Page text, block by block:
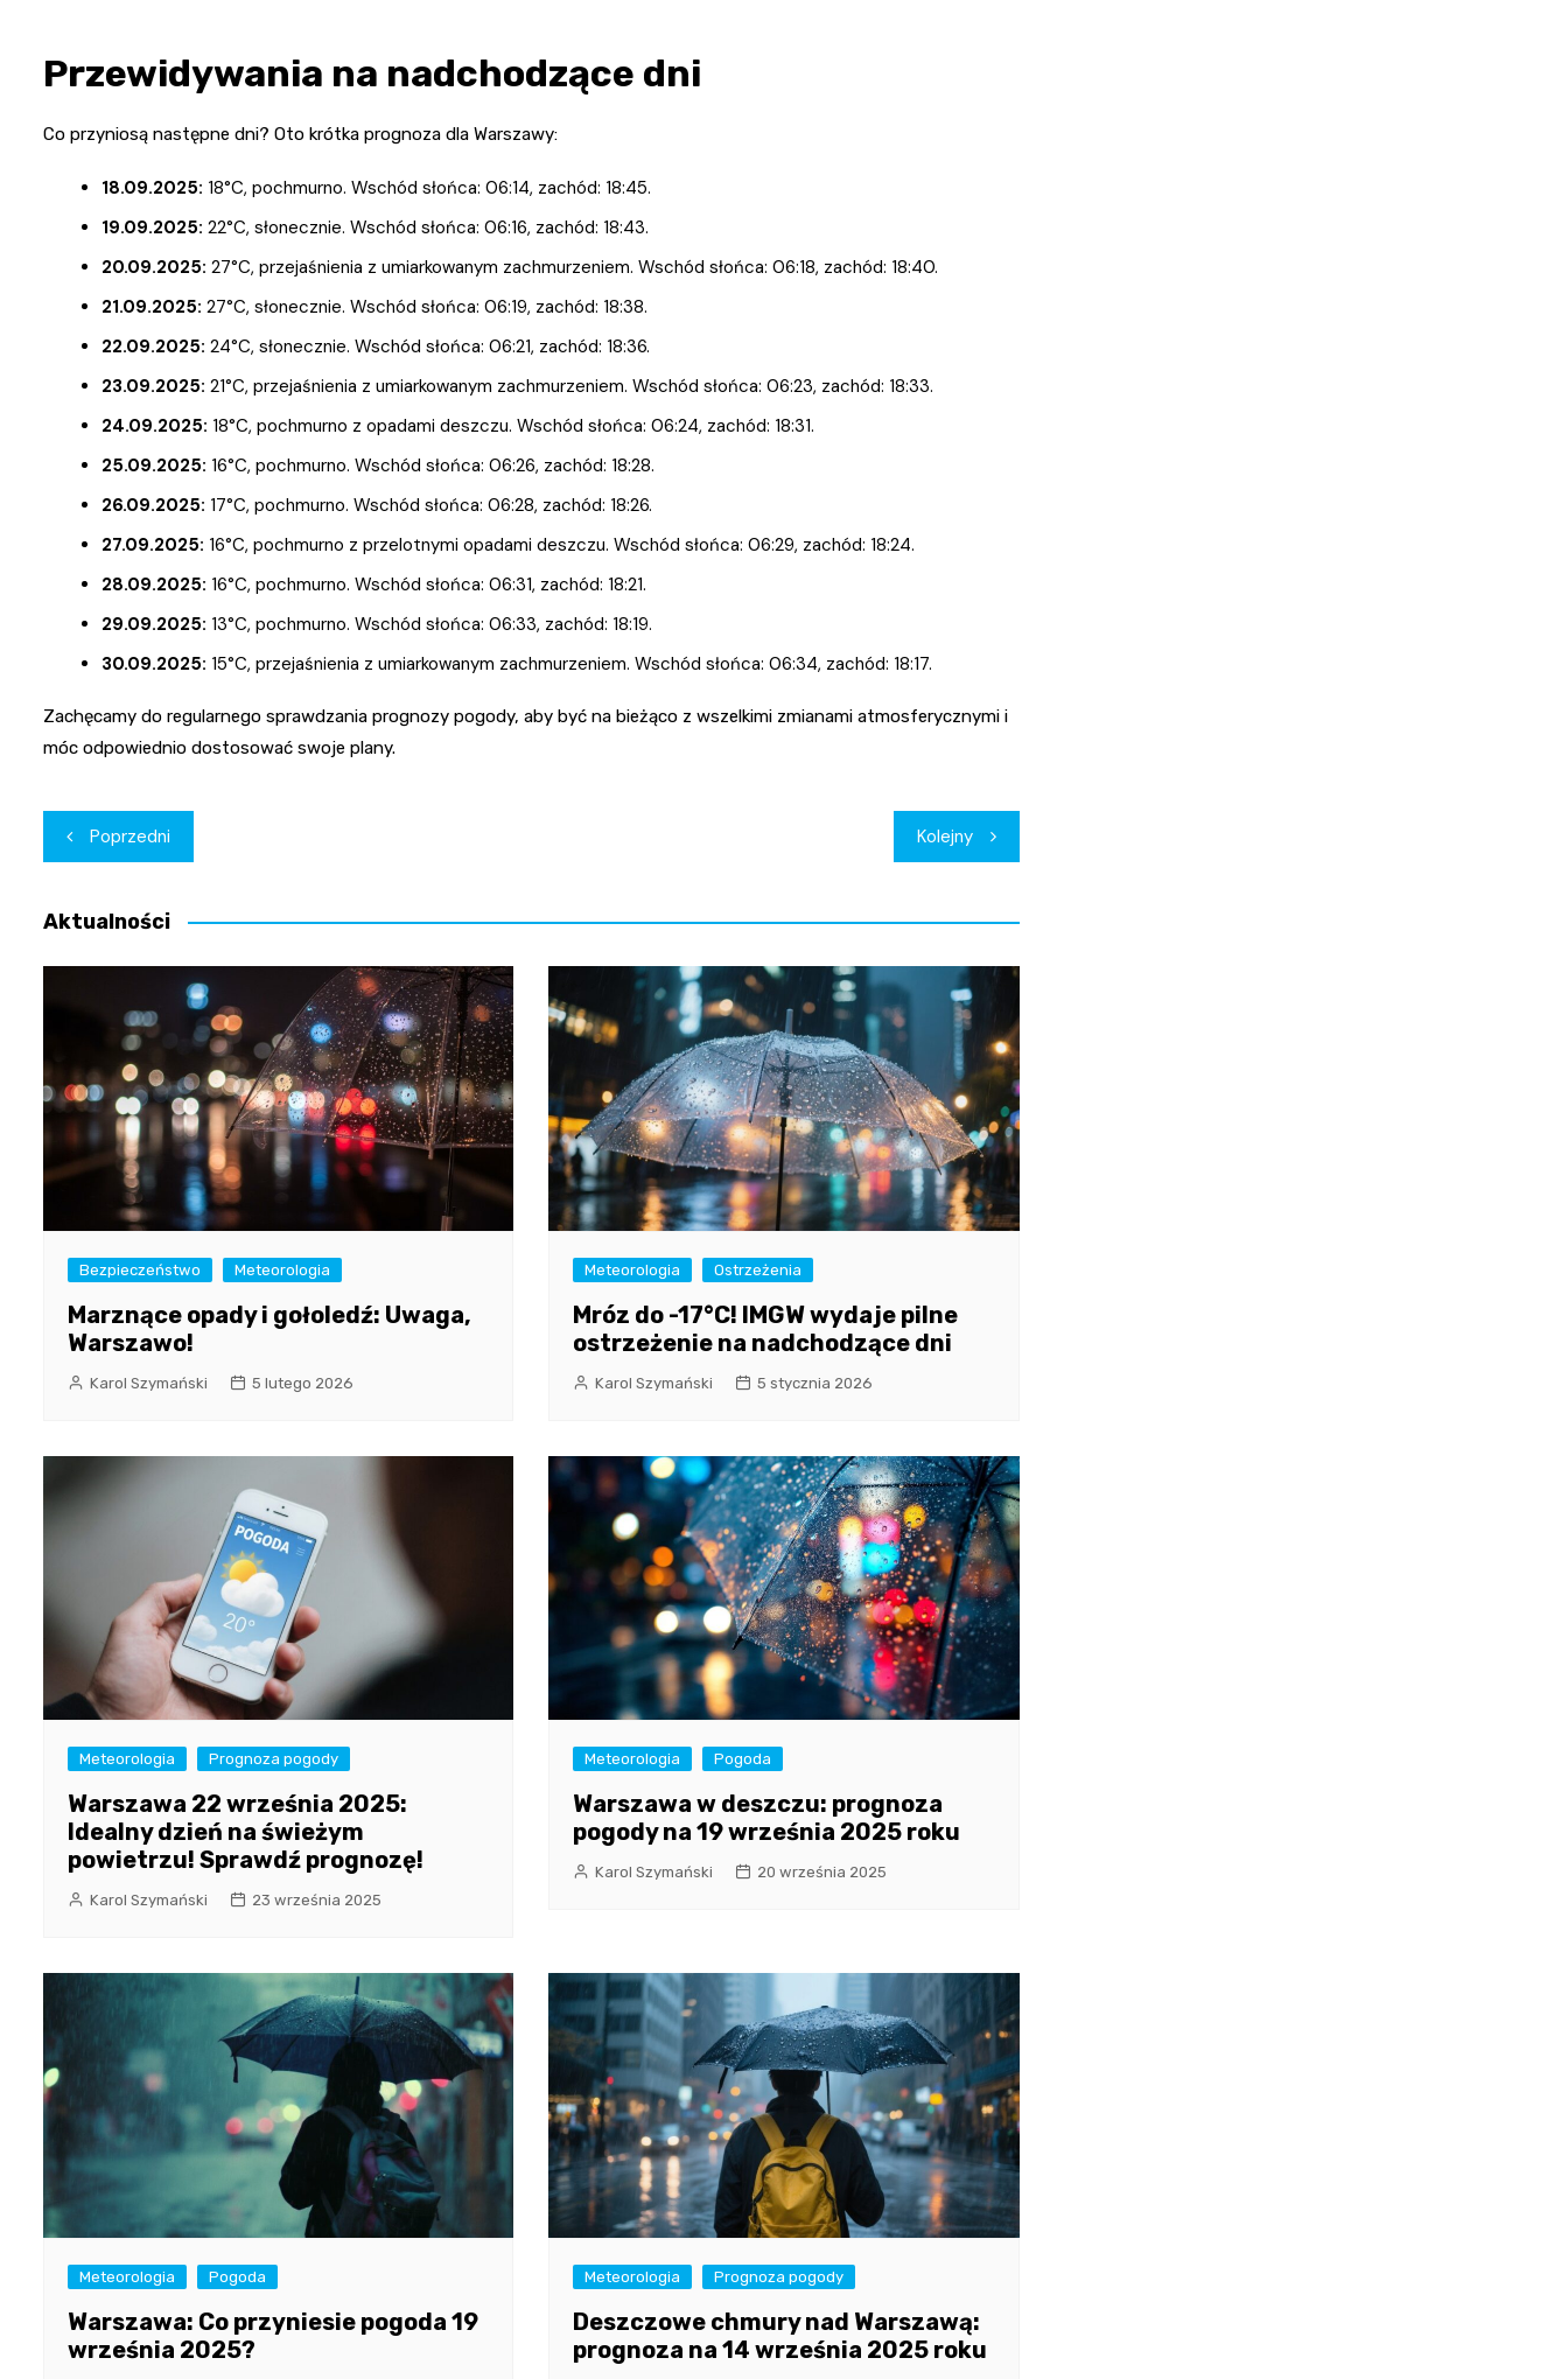
Przewidywania na nadchodzące dni
Co przyniosą następne dni? Oto krótka prognoza dla Warszawy:
18.09.2025: 18°C, pochmurno. Wschód słońca: 06:14, zachód: 18:45.
19.09.2025: 22°C, słonecznie. Wschód słońca: 06:16, zachód: 18:43.
20.09.2025: 27°C, przejaśnienia z umiarkowanym zachmurzeniem. Wschód słońca: 06:18, zachód: 18:40.
21.09.2025: 27°C, słonecznie. Wschód słońca: 06:19, zachód: 18:38.
22.09.2025: 24°C, słonecznie. Wschód słońca: 06:21, zachód: 18:36.
23.09.2025: 21°C, przejaśnienia z umiarkowanym zachmurzeniem. Wschód słońca: 06:23, zachód: 18:33.
24.09.2025: 18°C, pochmurno z opadami deszczu. Wschód słońca: 06:24, zachód: 18:31.
25.09.2025: 16°C, pochmurno. Wschód słońca: 06:26, zachód: 18:28.
26.09.2025: 17°C, pochmurno. Wschód słońca: 06:28, zachód: 18:26.
27.09.2025: 16°C, pochmurno z przelotnymi opadami deszczu. Wschód słońca: 06:29, zachód: 18:24.
28.09.2025: 16°C, pochmurno. Wschód słońca: 06:31, zachód: 18:21.
29.09.2025: 13°C, pochmurno. Wschód słońca: 06:33, zachód: 18:19.
30.09.2025: 15°C, przejaśnienia z umiarkowanym zachmurzeniem. Wschód słońca: 06:34, zachód: 18:17.
Zachęcamy do regularnego sprawdzania prognozy pogody, aby być na bieżąco z wszelkimi zmianami atmosferycznymi i
móc odpowiednio dostosować swoje plany.
Nawigacja
wpisu
Poprzedni Kolejny
Aktualności
Bezpieczeństwo Meteorologia
Marznące opady i gołoledź: Uwaga,
Warszawo!
Karol Szymański 5 lutego 2026
Meteorologia Ostrzeżenia
Mróz do -17°C! IMGW wydaje pilne
ostrzeżenie na nadchodzące dni
Karol Szymański 5 stycznia 2026
Meteorologia Prognoza pogody
Warszawa 22 września 2025:
Idealny dzień na świeżym
powietrzu! Sprawdź prognozę!
Karol Szymański 23 września 2025
Meteorologia Pogoda
Warszawa w deszczu: prognoza
pogody na 19 września 2025 roku
Karol Szymański 20 września 2025
Meteorologia Pogoda
Warszawa: Co przyniesie pogoda 19
września 2025?
Meteorologia Prognoza pogody
Deszczowe chmury nad Warszawą:
prognoza na 14 września 2025 roku